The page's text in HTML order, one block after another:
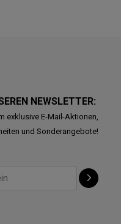
NEWSLETTER:
exklusive E-Mail-Aktionen,
und Sonderangebote!